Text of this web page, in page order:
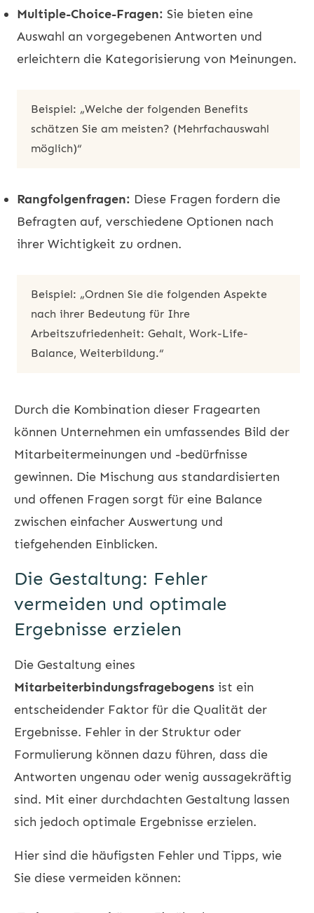
Multiple-Choice-Fragen: Sie bieten eine
Auswahl an vorgegebenen Antworten und
erleichtern die Kategorisierung von Meinungen.
Beispiel: „Welche der folgenden Benefits
schätzen Sie am meisten? (Mehrfachauswahl
möglich)“
Rangfolgenfragen: Diese Fragen fordern die
Befragten auf, verschiedene Optionen nach
ihrer Wichtigkeit zu ordnen.
Beispiel: „Ordnen Sie die folgenden Aspekte
nach ihrer Bedeutung für Ihre
Arbeitszufriedenheit: Gehalt, Work-Life-
Balance, Weiterbildung.“
Durch die Kombination dieser Fragearten
können Unternehmen ein umfassendes Bild der
Mitarbeitermeinungen und -bedürfnisse
gewinnen. Die Mischung aus standardisierten
und offenen Fragen sorgt für eine Balance
zwischen einfacher Auswertung und
tiefgehenden Einblicken.
Die Gestaltung: Fehler
vermeiden und optimale
Ergebnisse erzielen
Die Gestaltung eines
Mitarbeiterbindungsfragebogens ist ein
entscheidender Faktor für die Qualität der
Ergebnisse. Fehler in der Struktur oder
Formulierung können dazu führen, dass die
Antworten ungenau oder wenig aussagekräftig
sind. Mit einer durchdachten Gestaltung lassen
sich jedoch optimale Ergebnisse erzielen.
Hier sind die häufigsten Fehler und Tipps, wie
Sie diese vermeiden können: